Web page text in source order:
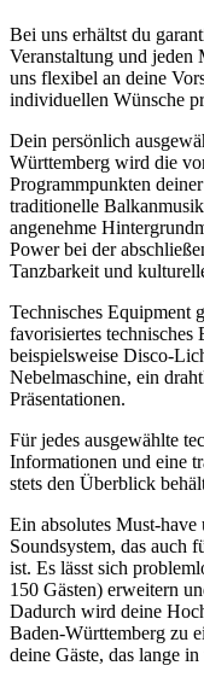
Bei uns erhältst du
Veranstaltung und jeden
uns flexibel an deine
individuellen Wünsche
Dein persönlich
Württemberg wird die
Programmpunkten
traditionelle
angenehme
Power bei der
Tanzbarkeit und
Technisches Equipment
favorisiertes technisches
beispielsweise Disco-
Nebelmaschine, ein
Präsentationen.
Für jedes ausgewählte
Informationen und eine
stets den Überblick
Ein absolutes Must-have
Soundsystem, das auch
ist. Es lässt sich
150 Gästen) erweitern
Dadurch wird deine
Baden-Württemberg zu
deine Gäste, das lange